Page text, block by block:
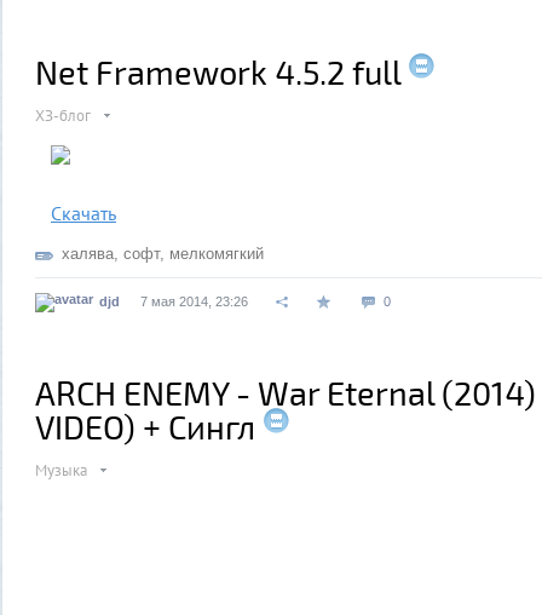
Net Framework 4.5.2 full
ХЗ-блог
Скачать
халява, софт, мелкомягкий
djd 7 мая 2014, 23:26 0
ARCH ENEMY - War Eternal (2014)
VIDEO) + Сингл
Музыка